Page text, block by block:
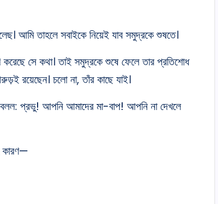
আমি তাহলে সবাইকে নিয়েই যাব সমুদ্রকে শুষতে।
সে কথা। তাই সমুদ্রকে শুষে ফেলে তার প্রতিশোধ
রয়েছেন। চলো না, তাঁর কাছে যাই।
বলল: প্রভু! আপনি আমাদের মা-বাপ! আপনি না দেখলে
কারণ—